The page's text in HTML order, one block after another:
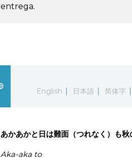
entrega.
English
日本語 简体字
あかあかと日は難面（つれなく）も
Aka-aka to